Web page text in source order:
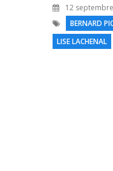
12
BERNARD
LISE LACHENAL